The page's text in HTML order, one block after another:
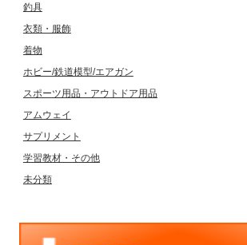
釣具
衣類・服飾
着物
ホビー/鉄道模型/エアガン
スポーツ用品・アウトドア用品
アムウェイ
サプリメント
学習教材・その他
未分類